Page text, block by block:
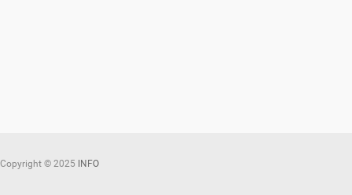
Copyright © 2025 INFO